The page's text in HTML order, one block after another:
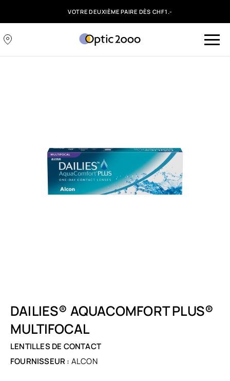
VOTRE DEUXIÈME PAIRE DÈS CHF1.-
DAILIES® AQUACOMFORT PLUS®
MULTIFOCAL
LENTILLES DE CONTACT
FOURNISSEUR : ALCON